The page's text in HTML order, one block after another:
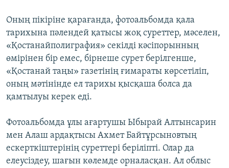
Оның пікіріне қарағанда, фотоальбомда қала
тарихына пәлендей қатысы жоқ суреттер, мәселен,
«Қостанайполиграфия» секілді кәсіпорынның
өмірінен бір емес, бірнеше сурет берілгенше,
«Қостанай таңы» газетінің ғимараты көрсетіліп,
оның мәтінінде ел тарихы қысқаша болса да
қамтылуы керек еді.
Фотоальбомда ұлы ағартушы Ыбырай Алтынсарин
мен Алаш ардақтысы Ахмет Байтұрсыновтың
ескерткіштерінің суреттері беріліпті. Олар да
елеусіздеу, шағын көлемде орналасқан. Ал облыс